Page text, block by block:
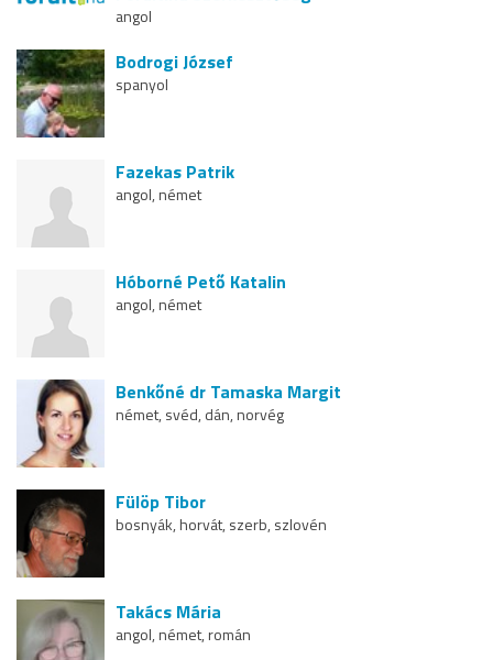
angol
Bodrogi József
spanyol
Fazekas Patrik
angol, német
Hóborné Pető Katalin
angol, német
Benkőné dr Tamaska Margit
német, svéd, dán, norvég
Fülöp Tibor
bosnyák, horvát, szerb, szlovén
Takács Mária
angol, német, román